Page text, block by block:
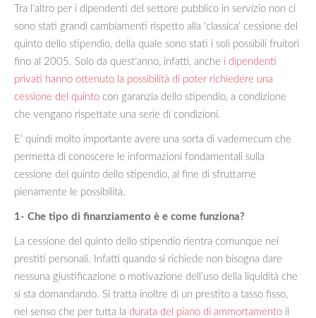
Tra l’altro per i dipendenti del settore pubblico in servizio non ci
sono stati grandi cambiamenti rispetto alla ‘classica’ cessione del
quinto dello stipendio, della quale sono stati i soli possibili fruitori
fino al 2005. Solo da quest’anno, infatti, anche i dipendenti
privati hanno ottenuto la possibilità di poter richiedere una
cessione del quinto con garanzia dello stipendio, a condizione
che vengano rispettate una serie di condizioni.
E’ quindi molto importante avere una sorta di vademecum che
permetta di conoscere le informazioni fondamentali sulla
cessione del quinto dello stipendio, al fine di sfruttarne
pienamente le possibilità.
1- Che tipo di finanziamento è e come funziona?
La cessione del quinto dello stipendio rientra comunque nei
prestiti personali. Infatti quando si richiede non bisogna dare
nessuna giustificazione o motivazione dell’uso della liquidità che
si sta domandando. Si tratta inoltre di un prestito a tasso fisso,
nel senso che per tutta la durata del piano di ammortamento il